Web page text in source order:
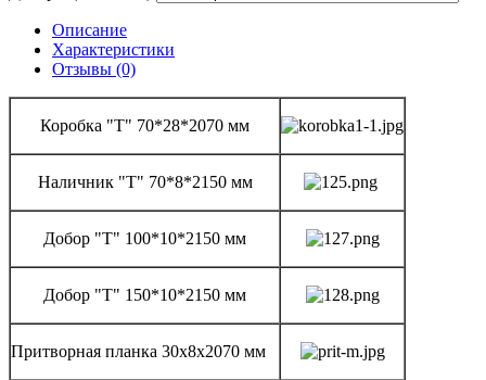
Описание
Характеристики
Отзывы (0)
Коробка "Т" 70*28*2070 мм
Наличник "Т" 70*8*2150 мм
Добор "Т" 100*10*2150 мм
Добор "Т" 150*10*2150 мм
Притворная планка 30х8х2070 мм